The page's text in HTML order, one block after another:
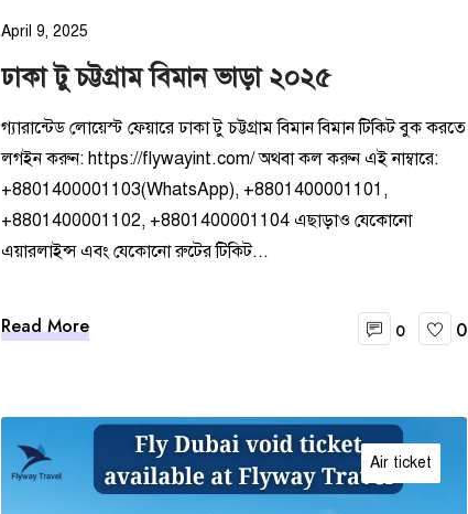
April 9, 2025
ঢাকা টু চট্টগ্রাম বিমান ভাড়া ২০২৫
গ্যারান্টেড লোয়েস্ট ফেয়ারে ঢাকা টু চট্টগ্রাম বিমান বিমান টিকিট বুক করতে
লগইন করুন: https://flywayint.com/ অথবা কল করুন এই নাম্বারে:
+8801400001103(WhatsApp), +8801400001101,
+8801400001102, +8801400001104 এছাড়াও যেকোনো
এয়ারলাইন্স এবং যেকোনো রুটের টিকিট...
Read More 0
0
Air ticket